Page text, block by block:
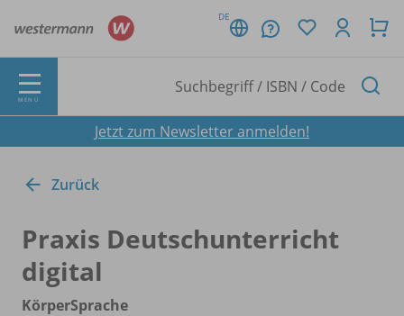
DE
MENÜ
Jetzt zum Newsletter anmelden!
Zurück
Praxis Deutschunterricht
digital
KörperSprache